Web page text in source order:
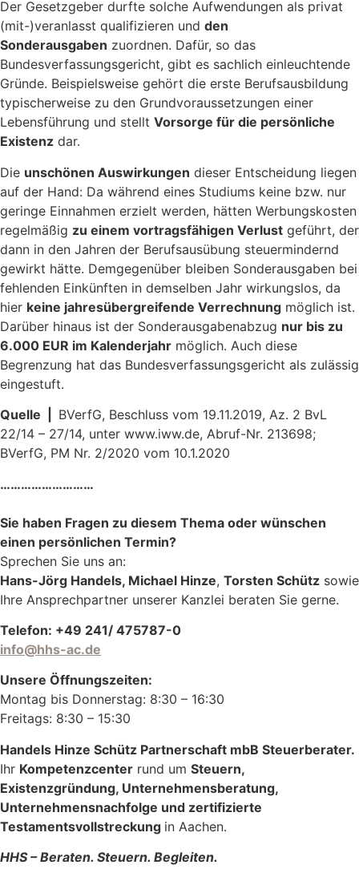
Der Gesetzgeber durfte solche Aufwendungen als privat
(mit-)veranlasst qualifizieren und den
Sonderausgaben zuordnen. Dafür, so das
Bundesverfassungsgericht, gibt es sachlich einleuchtende
Gründe. Beispielsweise gehört die erste Berufsausbildung
typischerweise zu den Grundvoraussetzungen einer
Lebensführung und stellt Vorsorge für die persönliche
Existenz dar.
Die unschönen Auswirkungen dieser Entscheidung liegen
auf der Hand: Da während eines Studiums keine bzw. nur
geringe Einnahmen erzielt werden, hätten Werbungskosten
regelmäßig zu einem vortragsfähigen Verlust geführt, der
dann in den Jahren der Berufsausübung steuermindernd
gewirkt hätte. Demgegenüber bleiben Sonderausgaben bei
fehlenden Einkünften in demselben Jahr wirkungslos, da
hier keine jahresübergreifende Verrechnung möglich ist.
Darüber hinaus ist der Sonderausgabenabzug nur bis zu
6.000 EUR im Kalenderjahr möglich. Auch diese
Begrenzung hat das Bundesverfassungsgericht als zulässig
eingestuft.
Quelle |
BVerfG, Beschluss vom 19.11.2019, Az. 2 BvL
22/14 – 27/14, unter www.iww.de, Abruf-Nr. 213698;
BVerfG, PM Nr. 2/2020 vom 10.1.2020
………………………
Sie haben Fragen zu diesem Thema oder wünschen
einen persönlichen Termin?
Sprechen Sie uns an:
Hans-Jörg Handels, Michael Hinze, Torsten Schütz sowie
Ihre Ansprechpartner unserer Kanzlei beraten Sie gerne.
Telefon: +49 241/ 475787-0
info@hhs-ac.de
Unsere Öffnungszeiten:
Montag bis Donnerstag: 8:30 – 16:30
Freitags: 8:30 – 15:30
Handels Hinze Schütz Partnerschaft mbB Steuerberater.
Ihr Kompetenzcenter rund um Steuern,
Existenzgründung, Unternehmensberatung,
Unternehmensnachfolge und zertifizierte
Testamentsvollstreckung in Aachen.
HHS – Beraten. Steuern. Begleiten.